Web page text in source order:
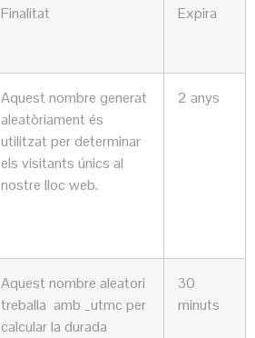
Finalitat Expira
Aquest nombre generat
aleatòriament és
utilitzat per determinar
els visitants únics al
nostre lloc web.
2 anys
Aquest nombre aleatori
treballa amb _utmc per
calcular la durada
30
minuts